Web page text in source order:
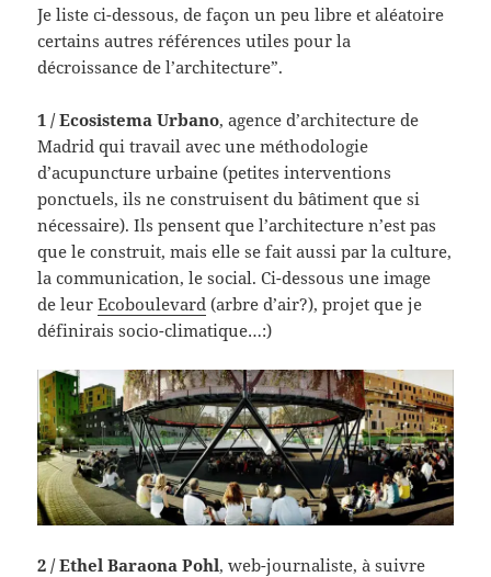
Je liste ci-dessous, de façon un peu libre et aléatoire
certains autres références utiles pour la
décroissance de l’architecture”.
1 / Ecosistema Urbano, agence d’architecture de
Madrid qui travail avec une méthodologie
d’acupuncture urbaine (petites interventions
ponctuels, ils ne construisent du bâtiment que si
nécessaire). Ils pensent que l’architecture n’est pas
que le construit, mais elle se fait aussi par la culture,
la communication, le social. Ci-dessous une image
de leurEcoboulevard (arbre d’air?), projet que je
définirais socio-climatique…:)
2 / Ethel Baraona Pohl, web-journaliste, à suivre